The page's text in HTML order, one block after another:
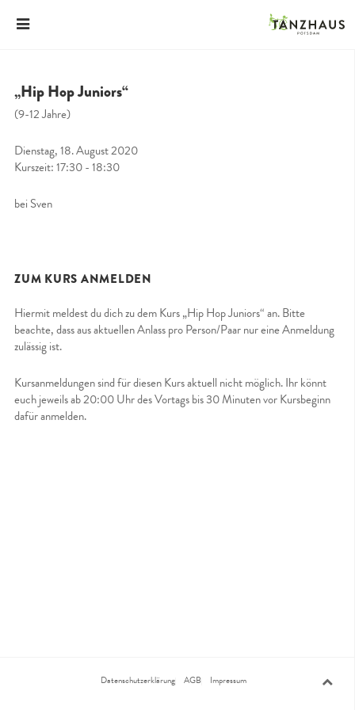
„Hip Hop Juniors“
(9-12 Jahre)
Dienstag, 18. August 2020
Kurszeit: 17:30 - 18:30
bei Sven
ZUM KURS ANMELDEN
Hiermit meldest du dich zu dem Kurs „Hip Hop Juniors“ an. Bitte
beachte, dass aus aktuellen Anlass pro Person/Paar nur eine Anmeldung
zulässig ist.
Kursanmeldungen sind für diesen Kurs aktuell nicht möglich. Ihr könnt
euch jeweils ab 20:00 Uhr des Vortags bis 30 Minuten vor Kursbeginn
dafür anmelden.
Datenschutzerklärung AGB Impressum